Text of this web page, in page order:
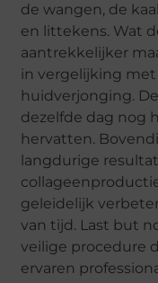
de wangen, de
en littekens. Wat
aantrekkelijker
in vergelijking
huidverjonging.
dezelfde dag nog
hervatten.
langdurige
geleidelijk
van tijd. Last but
veilige procedure
ervaren